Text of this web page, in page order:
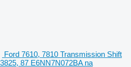
Ford 7610, 7810 Transmission Shift
87 E6NN7N072BA na